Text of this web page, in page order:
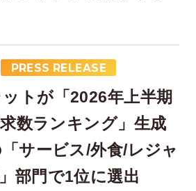
PRESS RELEASE
トが「2026年上半期
数ランキング」生成
サービス/外食/レジャ
部門で1位に選出